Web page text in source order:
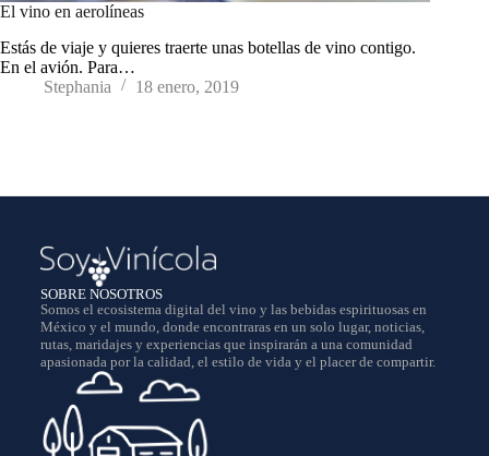
El vino en aerolíneas
Estás de viaje y quieres traerte unas botellas de vino contigo.
En el avión. Para…
Stephania
18 enero, 2019
SOBRE NOSOTROS
Somos el ecosistema digital del vino y las bebidas espirituosas en
México y el mundo, donde encontraras en un solo lugar, noticias,
rutas, maridajes y experiencias que inspirarán a una comunidad
apasionada por la calidad, el estilo de vida y el placer de compartir.